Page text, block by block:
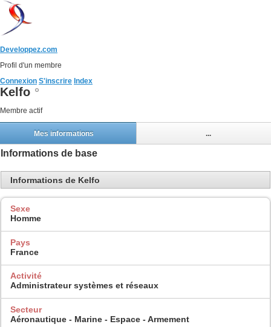
Developpez.com
Profil d'un membre
Connexion S'inscrire Index
Kelfo
Membre actif
Mes informations ...
Informations de base
Informations de Kelfo
Sexe
Homme
Pays
France
Activité
Administrateur systèmes et réseaux
Secteur
Aéronautique - Marine - Espace - Armement